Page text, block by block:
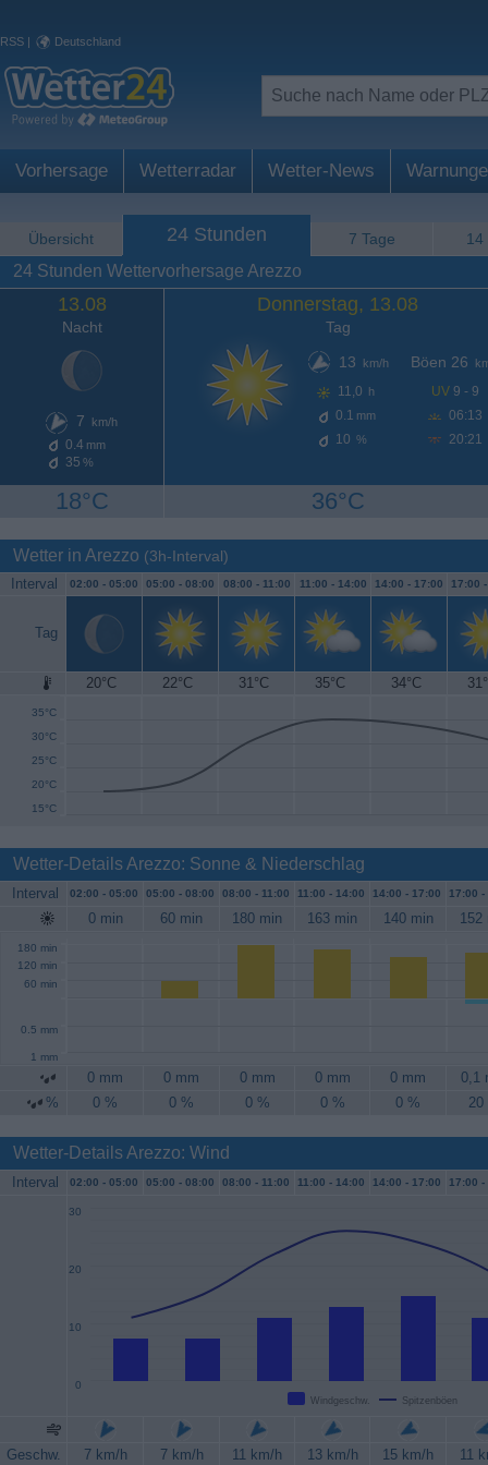
RSS | Deutschland
Vorhersage Wetterradar Wetter-News
Übersicht 24 Stunden 7 Tage 14
24 Stunden Wettervorhersage Arezzo
13.08
Nacht
7 km/h
0.4 mm
35 %
18°C
Donnerstag, 13.08
Tag
13
km/h
11,0 h
0.1 mm
10 %
Böen 26
UV 9 - 9
06:13
20:21
36°C
Wetter in Arezzo (3h-Interval)
Interval 02:00 - 05:00 05:00 - 08:00 08:00 - 11:00 11:00 - 14:00 14:00 - 17:00 17:00
Tag
20°C 22°C 31°C 35°C 34°C
15°C
20°C
25°C
30°C
35°C
40°C
Wetter-Details Arezzo: Sonne & Niederschlag
Interval 02:00 - 05:00 05:00 - 08:00 08:00 - 11:00 11:00 - 14:00 14:00 - 17:00 17:00 -
0 min 60 min 180 min 163 min 140 min 152
60 min
120 min
180 min
0.5 mm
1 mm
0 mm 0 mm 0 mm 0 mm 0 mm
0,1
%
0 % 0 % 0 % 0 % 0 % 20
Wetter-Details Arezzo: Wind
Interval 02:00 - 05:00 05:00 - 08:00 08:00 - 11:00 11:00 - 14:00 14:00 - 17:00 17:00 -
Windgeschw. Spitzenböen
0
10
20
30
Geschw. 7 km/h 7 km/h 11 km/h 13 km/h 15 km/h
11